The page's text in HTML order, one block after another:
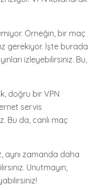
Örneğin, bir maç
gerekiyor. İşte burada
izleyebilirsiniz. Bu,
doğru bir VPN
servis
Bu da, canlı maç
aynı zamanda daha
Unutmayın,